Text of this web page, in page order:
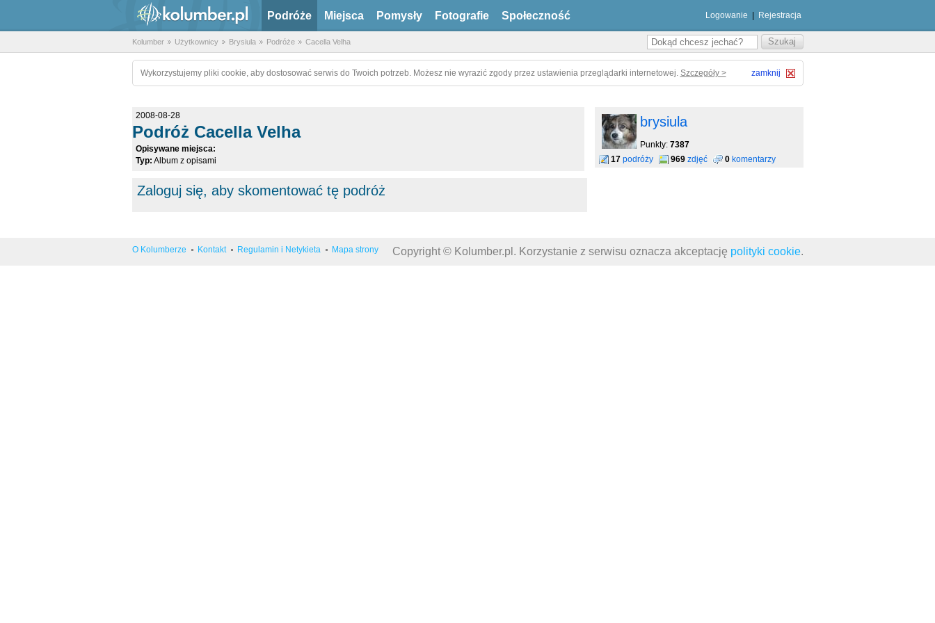
Podróże Miejsca Pomysły Fotografie Społeczność Logowanie Rejestracja
Kolumber Użytkownicy Brysiula Podróże Cacella Velha
Wykorzystujemy pliki cookie, aby dostosować serwis do Twoich potrzeb. Możesz nie wyrazić zgody przez ustawienia przeglądarki internetowej. Szczegóły > zamknij
2008-08-28
Podróż Cacella Velha
Opisywane miejsca:
Typ: Album z opisami
Zaloguj się, aby skomentować tę podróż
brysiula
Punkty: 7387
17 podróży 969 zdjęć 0 komentarzy
O Kolumberze Kontakt Regulamin i Netykieta Mapa strony Copyright © Kolumber.pl. Korzystanie z serwisu oznacza akceptację polityki cookie.